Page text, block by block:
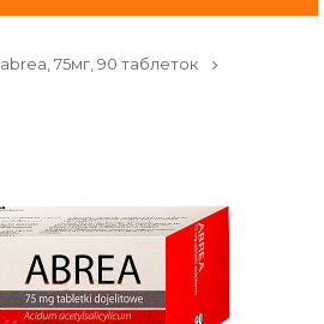
abrea, 75мг, 90 таблеток